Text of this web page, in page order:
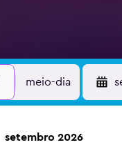
meio-dia
setembro 2026